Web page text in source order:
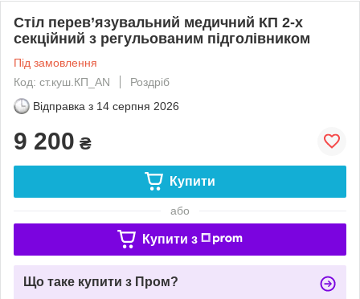
Стіл перев’язувальний медичний КП 2-х
секційний з регульованим підголівником
Під замовлення
Код: ст.куш.КП_AN
Роздріб
Відправка з 14 серпня 2026
9 200 ₴
Купити
або
Купити з
Що таке купити з Пром?